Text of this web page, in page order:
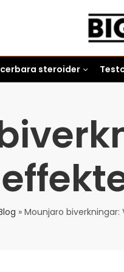
steroider
»Mounjaro